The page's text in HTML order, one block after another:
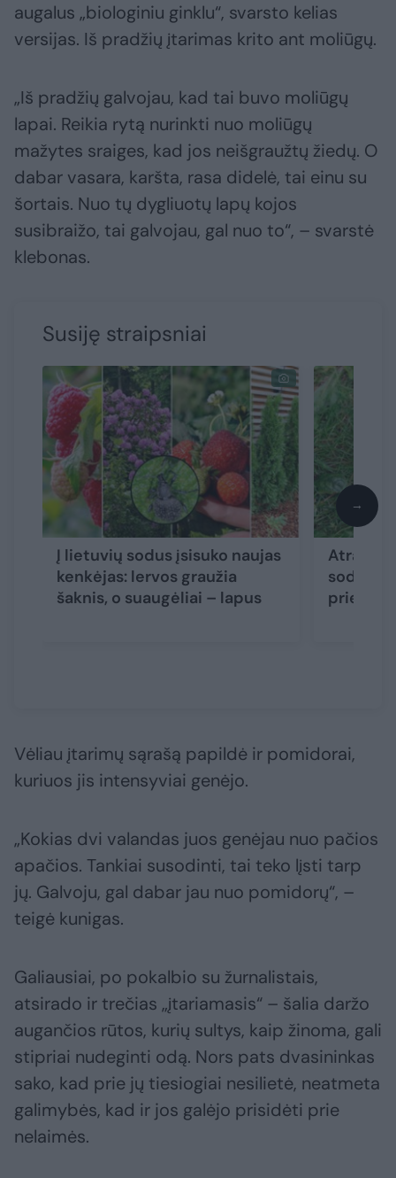
augalus „biologiniu ginklu“, svarsto kelias
versijas. Iš pradžių įtarimas krito ant moliūgų.
„Iš pradžių galvojau, kad tai buvo moliūgų
lapai. Reikia rytą nurinkti nuo moliūgų
mažytes sraiges, kad jos neišgraužtų žiedų. O
dabar vasara, karšta, rasa didelė, tai einu su
šortais. Nuo tų dygliuotų lapų kojos
susibraižo, tai galvojau, gal nuo to“, – svarstė
klebonas.
Susiję straipsniai
Į lietuvių sodus įsisuko naujas
kenkėjas: lervos graužia
šaknis, o suaugėliai – lapus
Atrado
sode
→
Vėliau įtarimų sąrašą papildė ir pomidorai,
kuriuos jis intensyviai genėjo.
„Kokias dvi valandas juos genėjau nuo pačios
apačios. Tankiai susodinti, tai teko lįsti tarp
jų. Galvoju, gal dabar jau nuo pomidorų“, –
teigė kunigas.
Galiausiai, po pokalbio su žurnalistais,
atsirado ir trečias „įtariamasis“ – šalia daržo
augančios rūtos, kurių sultys, kaip žinoma, gali
stipriai nudeginti odą. Nors pats dvasininkas
sako, kad prie jų tiesiogiai nesilietė, neatmeta
galimybės, kad ir jos galėjo prisidėti prie
nelaimės.